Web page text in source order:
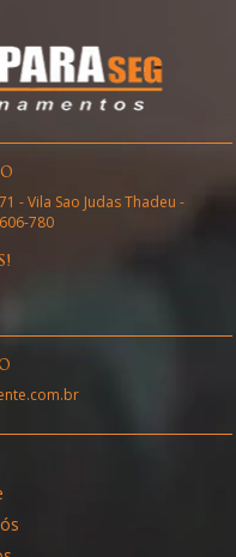
- Vila Sao Judas Thadeu -
780